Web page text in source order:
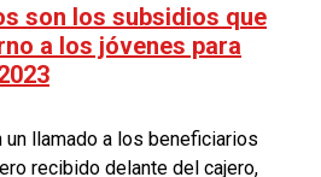
son los subsidios que
a los jóvenes para
un llamado a los beneficiarios
recibido delante del cajero,